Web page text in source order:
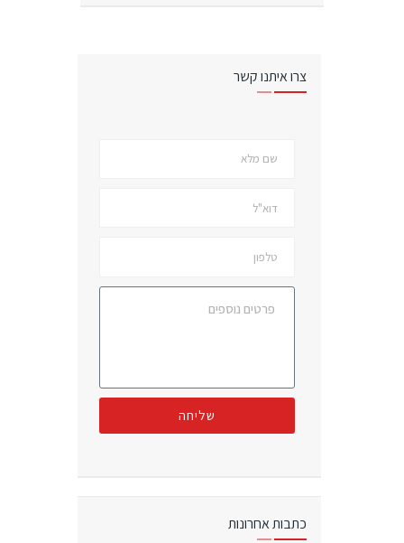
צרו איתנו קשר
שליחה
כתבות אחרונות